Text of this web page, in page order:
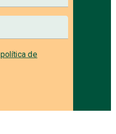
política de